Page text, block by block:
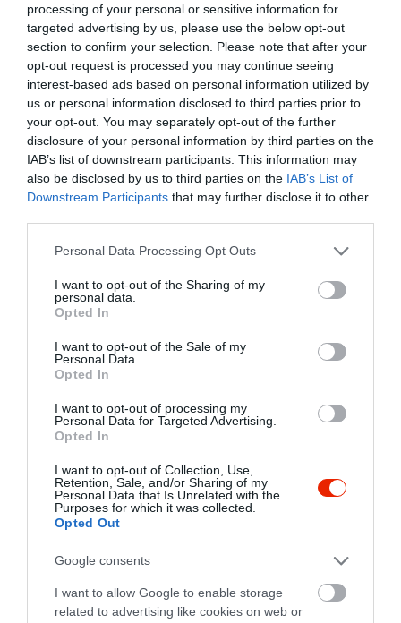
processing of your personal or sensitive information for
targeted advertising by us, please use the below opt-out
section to confirm your selection. Please note that after your
opt-out request is processed you may continue seeing
interest-based ads based on personal information utilized by
us or personal information disclosed to third parties prior to
your opt-out. You may separately opt-out of the further
disclosure of your personal information by third parties on the
IAB’s list of downstream participants. This information may
also be disclosed by us to third parties on the IAB’s List of
Downstream Participants that may further disclose it to other
Please note that this website/app uses one or more Google
not limited to your visit or usage behaviour. You may click to
grant or deny consent to Google and its third-party tags to
use your data for below specified purposes in below Google
consent section.
Personal Data Processing Opt Outs
I want to opt-out of the Sharing of my
personal data.
Opted In
I want to opt-out of the Sale of my
Personal Data.
Opted In
I want to opt-out of processing my
Personal Data for Targeted Advertising.
Opted In
I want to opt-out of Collection, Use,
Retention, Sale, and/or Sharing of my
Personal Data that Is Unrelated with the
Purposes for which it was collected.
Opted Out
Google consents
I want to allow Google to enable storage
related to advertising like cookies on web or
Burián Etelka
2025. Július 1.
Nagyon hangulatos hely,
teljesen átjön a görög
életérzés! Az ételek rendkívül
finomak voltak, minden
nagyon friss és ízletes. A
kiszolgálás gyors, figyelmes
és kedves – igazán
vendégszerető légkör. Öröm
volt itt lenni, biztosan
visszatérünk! ❤️
Szabó Virág
2023. Június 24.
A szezonális levest
pont jó kesernyés volt, finom
édes tejszínhabbal. A főételek
gusztusosan voltak tálalva,
kiadós adagokat adnak. És
tényleg dijoni mustárral
volt. Nagyon kellemes étterem,
a korzón a Dunára néz, árnyas